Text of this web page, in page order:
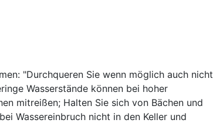
"Durchqueren Sie wenn möglich auch nicht
Wasserstände können bei hoher
mitreißen; Halten Sie sich von Bächen und
Wassereinbruch nicht in den Keller und